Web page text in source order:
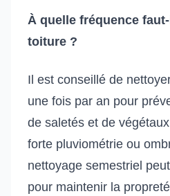
À quelle fréquence
toiture ?
Il est conseillé de
une fois par an pour
de saletés et de
forte pluviométrie ou
nettoyage semestriel
pour maintenir la